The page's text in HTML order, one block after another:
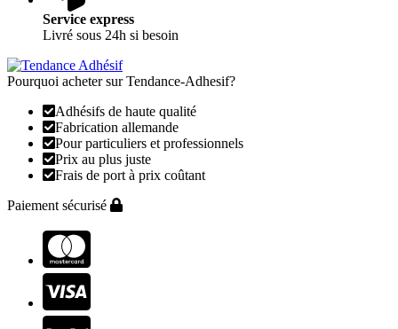
Service express
Livré sous 24h si besoin
Pourquoi acheter sur Tendance-Adhesif?
Adhésifs de haute qualité
Fabrication allemande
Pour particuliers et professionnels
Prix au plus juste
Frais de port à prix coûtant
Paiement sécurisé